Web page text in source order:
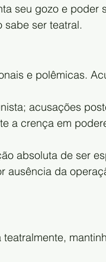
seu gozo e poder
sabe ser teatral.
e polêmicas.
acusações
a crença em
absoluta de ser
ausência da